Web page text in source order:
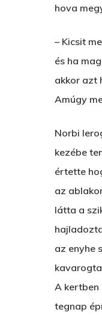
hova
– Kicsit
és ha
akkor azt
Amúgy
Norbi
kezébe
értette
az
látta a
az enyhe
A kertben
tegnap